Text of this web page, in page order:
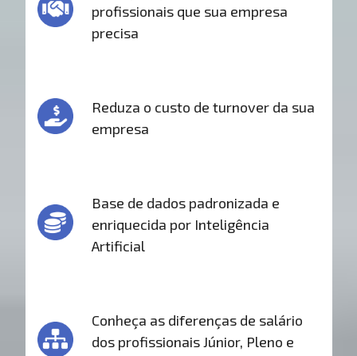
profissionais que sua empresa
precisa
Reduza o custo de turnover da sua
empresa
Base de dados padronizada e
enriquecida por Inteligência
Artificial
Conheça as diferenças de salário
dos profissionais Júnior, Pleno e